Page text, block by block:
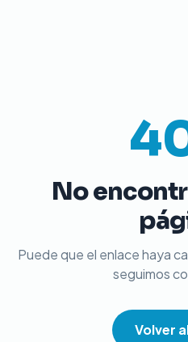
No
Puede que el enlace haya
seguimos
Volver